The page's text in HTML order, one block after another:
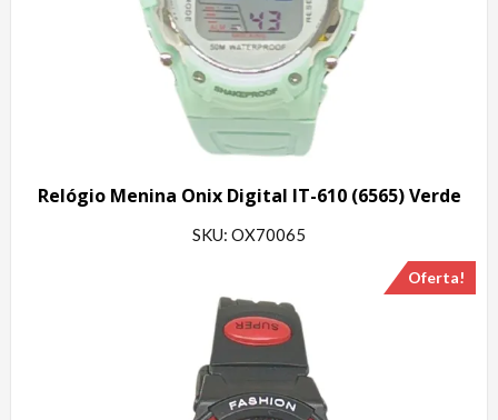
Relógio Menina Onix Digital IT-610 (6565) Verde
SKU: OX70065
Oferta!